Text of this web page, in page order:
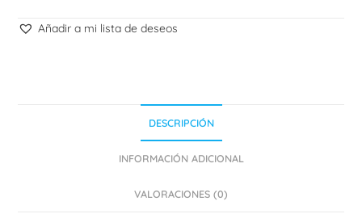
Añadir a mi lista de deseos
DESCRIPCIÓN
INFORMACIÓN ADICIONAL
VALORACIONES (0)